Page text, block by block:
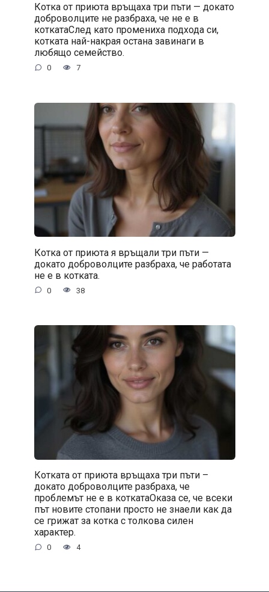
Котка от приюта връщаха три пъти — докато
доброволците не разбраха, че не е в
коткатаСлед като промениха подхода си,
котката най-накрая остана завинаги в
любящо семейство.
0 7
Котка от приюта я връщали три пъти —
докато доброволците разбраха, че работата
не е в котката.
0 38
Котката от приюта връщаха три пъти –
докато доброволците разбраха, че
проблемът не е в коткатаОказа се, че всеки
път новите стопани просто не знаели как да
се грижат за котка с толкова силен
характер.
0 4